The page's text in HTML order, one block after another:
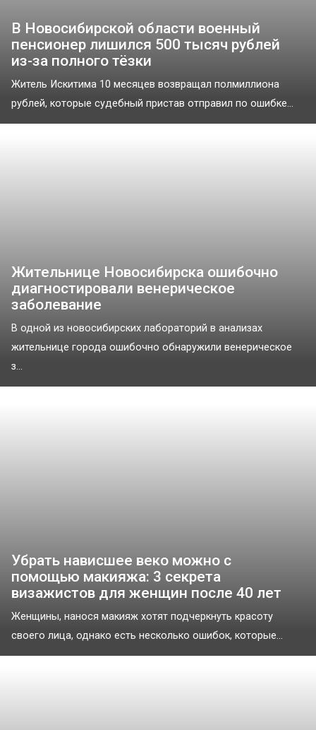
В Новосибирской области военный
пенсионер лишился 500 тысяч рублей
из-за полного тёзки
Житель Искитима 10 месяцев возвращал полмиллиона
рублей, которые судебный пристав отправил по ошибке...
Жительнице Новосибирска ошибочно
диагностировали венерическое
заболевание
В одной из новосибирских лабораторий в анализах
жительнице города ошибочно обнаружили венерическое
з...
Убрать нависшее веко можно с
помощью макияжа: 3 секрета
визажистов для женщин после 40 лет
Женщины, нанося макияж хотят подчеркнуть красоту
своего лица, однако есть несколько ошибок, которые...